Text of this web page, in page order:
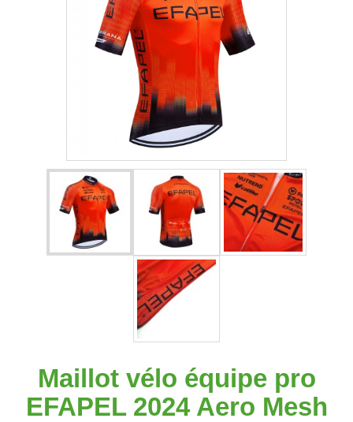
Maillot vélo équipe pro
EFAPEL 2024 Aero Mesh